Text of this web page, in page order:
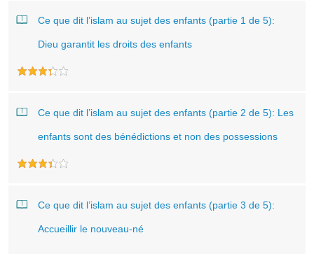
Ce que dit l’islam au sujet des enfants (partie 1 de 5):
Dieu garantit les droits des enfants
Ce que dit l’islam au sujet des enfants (partie 2 de 5): Les
enfants sont des bénédictions et non des possessions
Ce que dit l’islam au sujet des enfants (partie 3 de 5):
Accueillir le nouveau-né